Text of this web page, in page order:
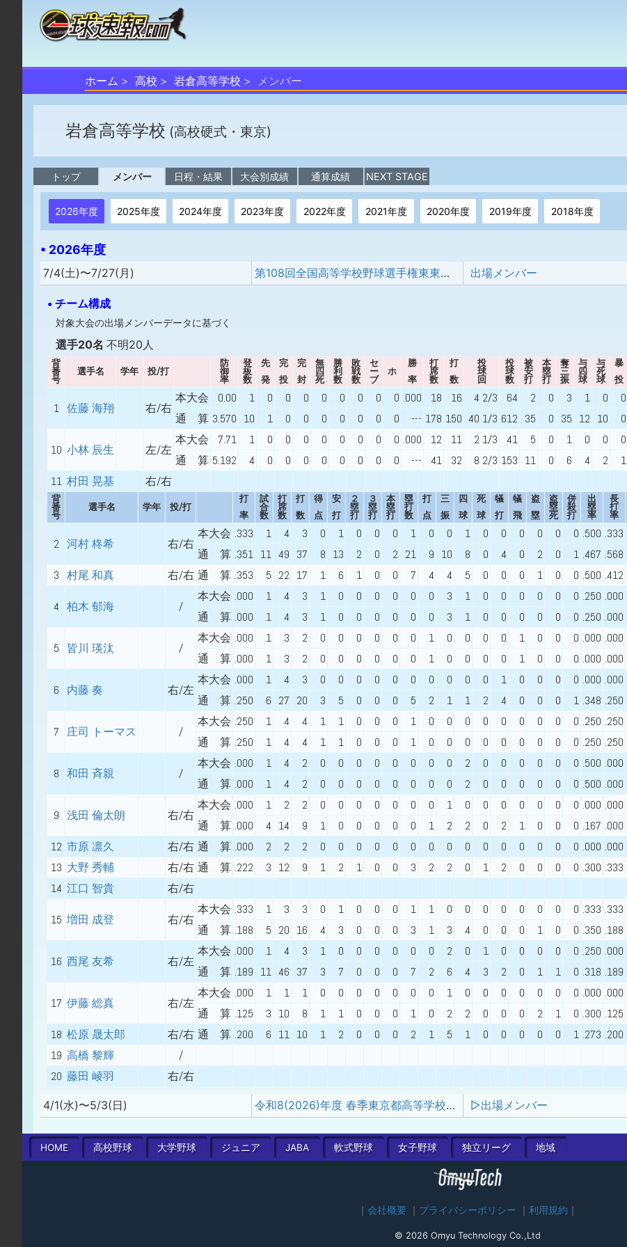
ホーム 高校 岩倉高等学校 メンバー
岩倉高等学校 (高校硬式・東京)
トップ メンバー 日程・結果 大会別成績 通算成績 NEXT STAGE
2026年度 2025年度 2024年度 2023年度 2022年度 2021年度 2020年度 2019年度 2018年度
• 2026年度
7/4(土)〜7/27(月) 第108回全国高等学校野球選手権東東京大会 出場メンバー
• チーム構成
対象大会の出場メンバーデータに基づく
選手20名 不明20人
背
番
号
選手名 学年 投/打
防
御
率
登
板
数
先
発
完
投
完
封
無
四
死
勝
利
数
敗
戦
数
セ
ー
ブ
ホ
勝
率
打
席
数
打
数
投
球
回
投
球
数
被
安
打
本
塁
打
奪
三
振
与
四
球
与
死
球
暴
投
1 佐藤 海翔 右/右
本大会 0.00 1 0 0 0 0 0 0 0 0 .000 18 16 4 2/3 64 2 0 3 1 0 0
通 算 3.570 10 1 0 0 0 0 0 0 0 --- 178 150 40 1/3 612 35 0 35 12 10 0
10 小林 辰生 左/左
本大会 7.71 1 0 0 0 0 0 0 0 0 .000 12 11 2 1/3 41 5 0 1 0 0 0
通 算 5.192 4 0 0 0 0 0 0 0 0 --- 41 32 8 2/3 153 11 0 6 4 2 1
11 村田 晃基 右/右
背
番
号
選手名 学年 投/打
打
率
試
合
数
打
席
数
打
数
得
点
安
打
２
塁
打
３
塁
打
本
塁
打
塁
打
数
打
点
三
振
四
球
死
球
犠
打
犠
飛
盗
塁
盗
塁
死
併
殺
打
出
塁
率
長
打
率
2 河村 柊希 右/右
本大会 .333 1 4 3 0 1 0 0 0 1 0 0 1 0 0 0 0 0 0 .500 .333
通 算 .351 11 49 37 8 13 2 0 2 21 9 10 8 0 4 0 2 0 1 .467 .568
3 村尾 和真 右/右 通 算 .353 5 22 17 1 6 1 0 0 7 4 4 5 0 0 0 1 0 0 .500 .412
4 柏木 郁海 /
本大会 .000 1 4 3 1 0 0 0 0 0 0 3 1 0 0 0 0 0 0 .250 .000
通 算 .000 1 4 3 1 0 0 0 0 0 0 3 1 0 0 0 0 0 0 .250 .000
5 皆川 瑛汰 /
本大会 .000 1 3 2 0 0 0 0 0 0 1 0 0 0 0 1 0 0 0 .000 .000
通 算 .000 1 3 2 0 0 0 0 0 0 1 0 0 0 0 1 0 0 0 .000 .000
6 内藤 奏 右/左
本大会 .000 1 4 3 0 0 0 0 0 0 0 0 0 0 1 0 0 0 0 .000 .000
通 算 .250 6 27 20 3 5 0 0 0 5 2 1 1 2 4 0 0 0 1 .348 .250
7 庄司 トーマス /
本大会 .250 1 4 4 1 1 0 0 0 1 0 0 0 0 0 0 0 0 0 .250 .250
通 算 .250 1 4 4 1 1 0 0 0 1 0 0 0 0 0 0 0 0 0 .250 .250
8 和田 斉親 /
本大会 .000 1 4 2 0 0 0 0 0 0 0 0 2 0 0 0 0 0 0 .500 .000
通 算 .000 1 4 2 0 0 0 0 0 0 0 0 2 0 0 0 0 0 0 .500 .000
9 浅田 倫太朗 右/右
本大会 .000 1 2 2 0 0 0 0 0 0 0 1 0 0 0 0 0 0 0 .000 .000
通 算 .000 4 14 9 1 0 0 0 0 0 1 2 2 0 2 1 0 0 0 .167 .000
12 市原 凛久 右/右 通 算 .000 2 2 2 0 0 0 0 0 0 0 0 0 0 0 0 0 0 0 .000 .000
13 大野 秀輔 右/右 通 算 .222 3 12 9 1 2 1 0 0 3 2 2 0 1 2 0 0 0 0 .300 .333
14 江口 智貴 右/右
15 増田 成登 右/右
本大会 .333 1 3 3 0 1 0 0 0 1 1 0 0 0 0 0 0 0 0 .333 .333
通 算 .188 5 20 16 4 3 0 0 0 3 1 3 4 0 0 0 1 0 0 .350 .188
16 西尾 友希 右/左
本大会 .000 1 4 3 1 0 0 0 0 0 0 2 0 1 0 0 0 0 0 .250 .000
通 算 .189 11 46 37 3 7 0 0 0 7 2 6 4 3 2 0 1 1 0 .318 .189
17 伊藤 総真 右/左
本大会 .000 1 1 1 0 0 0 0 0 0 0 1 0 0 0 0 0 0 0 .000 .000
通 算 .125 3 10 8 1 1 0 0 0 1 0 2 2 0 0 0 2 1 0 .300 .125
18 松原 晟太郎 右/右 通 算 .200 6 11 10 1 2 0 0 0 2 1 5 1 0 0 0 0 0 1 .273 .200
19 高橋 黎輝
/
20 藤田 崚羽 右/右
4/1(水)〜5/3(日) 令和8(2026)年度 春季東京都高等学校野球大会 ▷出場メンバー
HOME 高校野球 大学野球 ジュニア JABA 軟式野球 女子野球 独立リーグ 地域
会社概要 プライバシーポリシー 利用規約
© 2026 Omyu Technology Co.,Ltd